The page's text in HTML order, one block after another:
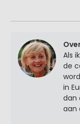
Als
de
in
dan
aan